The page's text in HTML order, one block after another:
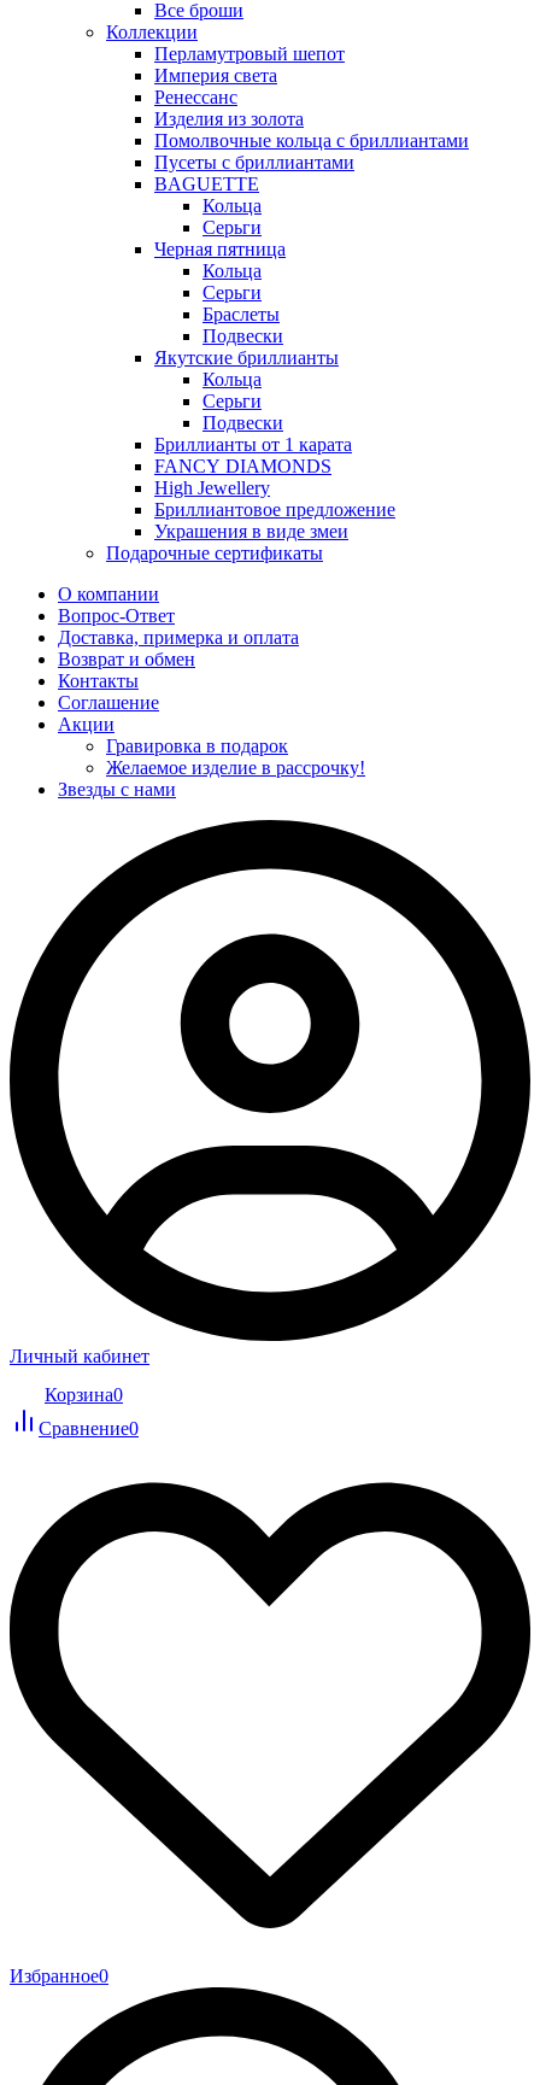
Все броши
Коллекции
Перламутровый шепот
Империя света
Ренессанс
Изделия из золота
Помолвочные кольца с бриллиантами
Пусеты с бриллиантами
BAGUETTE
Кольца
Серьги
Черная пятница
Кольца
Серьги
Браслеты
Подвески
Якутские бриллианты
Кольца
Серьги
Подвески
Бриллианты от 1 карата
FANCY DIAMONDS
High Jewellery
Бриллиантовое предложение
Украшения в виде змеи
Подарочные сертификаты
О компании
Вопрос-Ответ
Доставка, примерка и оплата
Возврат и обмен
Контакты
Соглашение
Акции
Гравировка в подарок
Желаемое изделие в рассрочку!
Звезды с нами
Личный кабинет
Корзина0
Сравнение0
Избранное0